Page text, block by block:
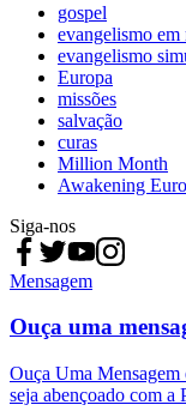
gospel
evangelismo em
evangelismo
Europa
missões
salvação
curas
Million Month
Awakening
Siga-nos
Mensagem
Ouça uma
Ouça Uma Mensagem
seja abençoado com a